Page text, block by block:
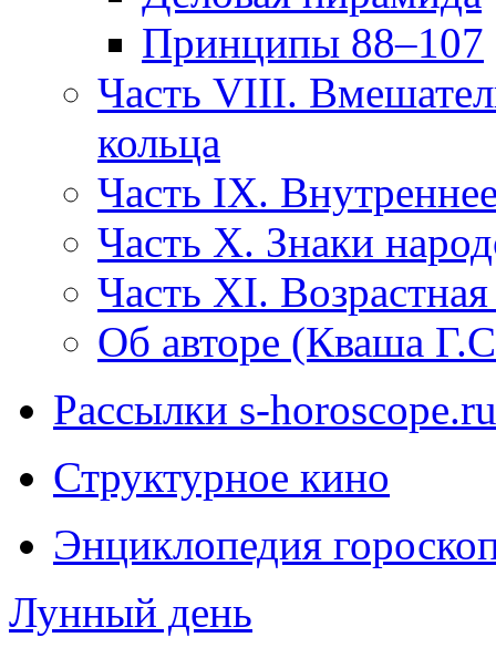
Принципы 88–107
Часть VIII.
кольца
Часть IX.
Часть X. Знаки
Часть XI.
Об авторе (Кваша
Рассылки s-horoscope.ru
Структурное кино
Энциклопедия
Лунный день